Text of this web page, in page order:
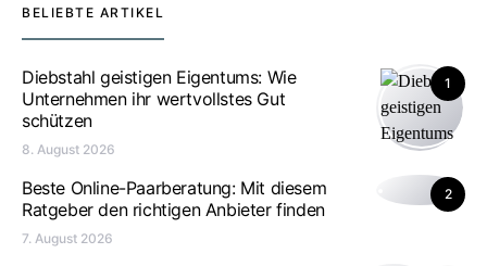
BELIEBTE ARTIKEL
1
Diebstahl geistigen Eigentums: Wie
Unternehmen ihr wertvollstes Gut
schützen
8. August 2026
2
Beste Online-Paarberatung: Mit diesem
Ratgeber den richtigen Anbieter finden
7. August 2026